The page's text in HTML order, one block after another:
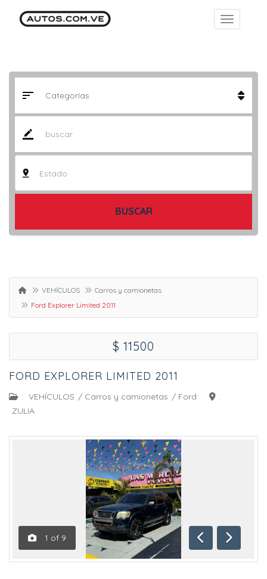
Estado
BUSCAR
VEHÍCULOS
Carros y camionetas
Ford Explorer Limited 2011
$ 11500
FORD EXPLORER LIMITED 2011
: VEHÍCULOS / Carros y camionetas / Ford
:
ZULIA
1 of 9
Anterior